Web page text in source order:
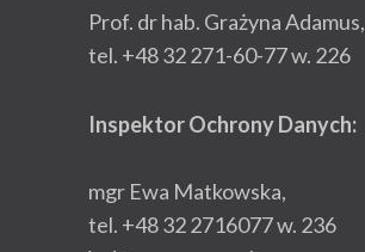
Prof. dr hab. Grażyna Adamus,
tel. +48 32 271-60-77 w. 226
Inspektor Ochrony Danych:
mgr Ewa Matkowska,
tel. +48 32 2716077 w. 236